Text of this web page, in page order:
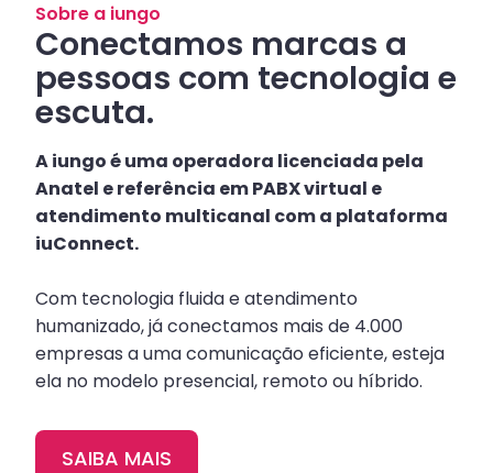
Sobre a iungo
Conectamos marcas a
pessoas com tecnologia e
escuta.
A iungo é uma operadora licenciada pela
Anatel e referência em PABX virtual e
atendimento multicanal com a plataforma
iuConnect.
Com tecnologia fluida e atendimento
humanizado, já conectamos mais de 4.000
empresas a uma comunicação eficiente, esteja
ela no modelo presencial, remoto ou híbrido.
SAIBA MAIS